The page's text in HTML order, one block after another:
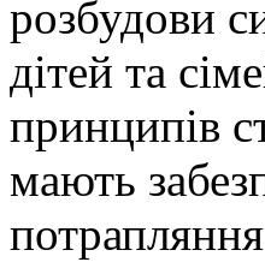
розбудови
дітей та
принципів
мають